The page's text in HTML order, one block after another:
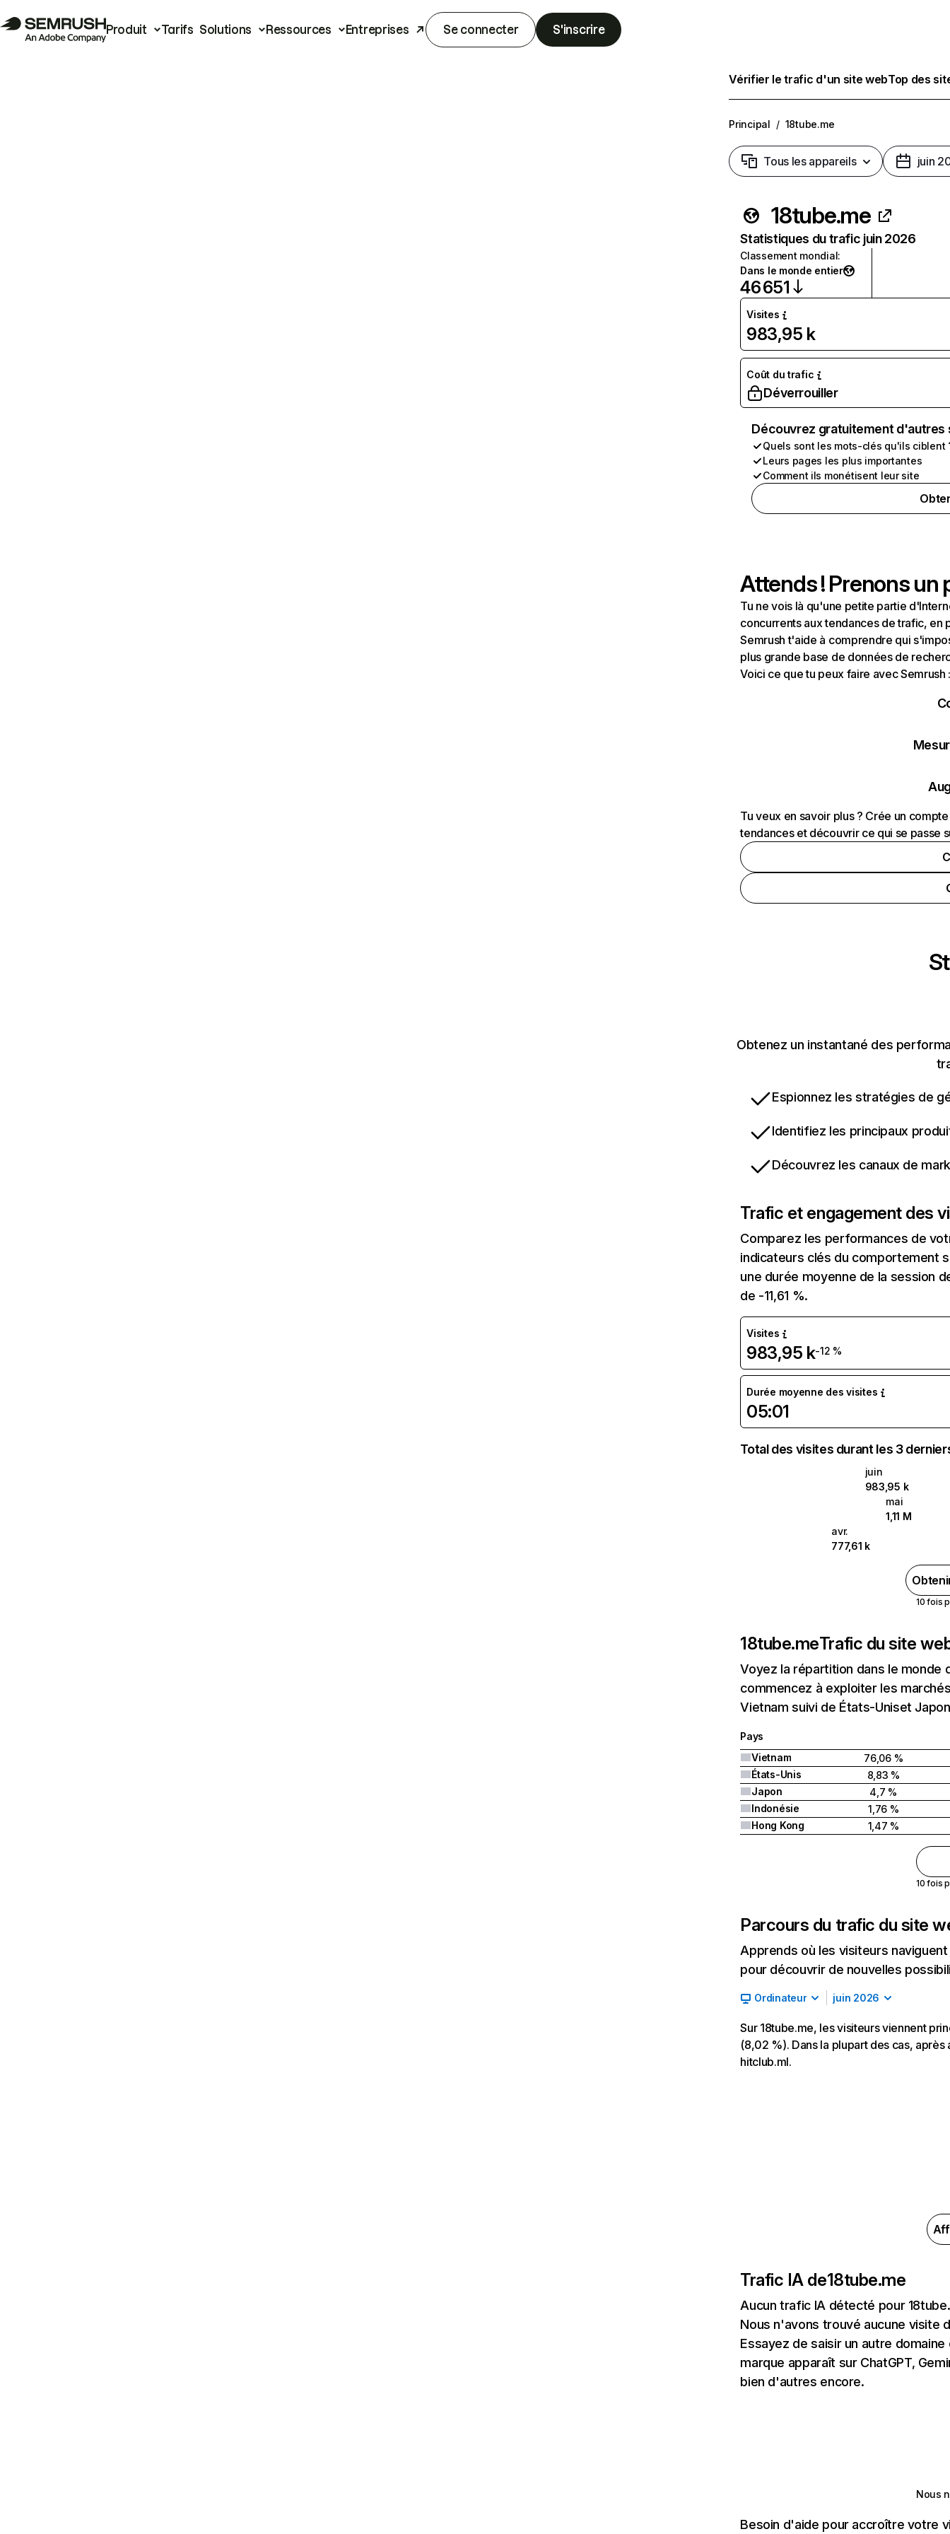
Produit Tarifs Solutions Ressources Entreprises Se connecter S'inscrire
Vérifier le trafic d'un site webTop des
Principal / 18tube.me
Tous les appareils juin
18tube.me
Statistiques du trafic juin 2026
Classement mondial:
Dans le monde entier
46 651
Visites
983,95 k
Coût du trafic
Déverrouiller
Découvrez gratuitement
Quels sont les mots-clés qu'ils ciblent
Leurs pages les plus importantes
Comment ils monétisent leur site
Attends ! Prenons un
Tu ne vois là qu'une petite partie
concurrents aux tendances de trafic, en
Semrush t'aide à comprendre qui
plus grande base de données de
Voici ce que tu peux faire avec Semrush
Tu veux en savoir plus ? Crée un
tendances et découvrir ce qui se passe
Obtenez un instantané des
Espionnez les stratégies de
Identifiez les principaux
Découvrez les canaux de
Trafic et engagement des
Comparez les performances de
indicateurs clés du comportement
une durée moyenne de la session
de -11,61 %.
Visites
983,95 k-12 %
Durée moyenne des visites
05:01
Total des visites durant les 3
juin
983,95 k
mai
1,11 M
avr.
777,61 k
10 fois
18tube.meTrafic du site
Voyez la répartition dans le
commencez à exploiter les
Vietnam suivi de États-Uniset
Pays
Vietnam
76,06 %
États-Unis
8,83 %
Japon
4,7 %
Indonésie
1,76 %
Hong Kong
1,47 %
10 fois
Parcours du trafic du site
Apprends où les visiteurs
pour découvrir de nouvelles
Ordinateur juin 2026
Sur 18tube.me, les visiteurs viennent
(8,02 %). Dans la plupart des cas,
hitclub.ml.
Trafic IA de18tube.me
Aucun trafic IA détecté pour
Nous n'avons trouvé aucune visite
Essayez de saisir un autre
marque apparaît sur ChatGPT,
bien d'autres encore.
Nous
Besoin d'aide pour accroître votre